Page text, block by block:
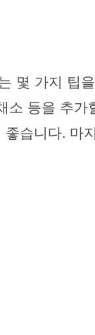
몇 가지 팁
등을 추
습니다.